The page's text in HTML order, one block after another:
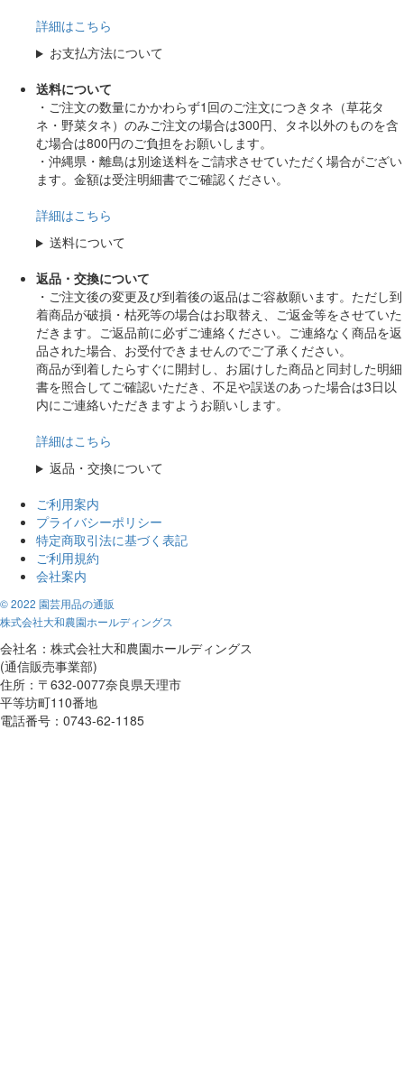
詳細はこちら
お支払方法について
送料について
・ご注文の数量にかかわらず1回のご注文につきタネ（草花タ
ネ・野菜タネ）のみご注文の場合は300円、タネ以外のものを含
む場合は800円のご負担をお願いします。
・沖縄県・離島は別途送料をご請求させていただく場合がござい
ます。金額は受注明細書でご確認ください。
詳細はこちら
送料について
返品・交換について
・ご注文後の変更及び到着後の返品はご容赦願います。ただし到
着商品が破損・枯死等の場合はお取替え、ご返金等をさせていた
だきます。ご返品前に必ずご連絡ください。ご連絡なく商品を返
品された場合、お受付できませんのでご了承ください。
商品が到着したらすぐに開封し、お届けした商品と同封した明細
書を照合してご確認いただき、不足や誤送のあった場合は3日以
内にご連絡いただきますようお願いします。
詳細はこちら
返品・交換について
ご利用案内
プライバシーポリシー
特定商取引法に基づく表記
ご利用規約
会社案内
© 2022 園芸用品の通販
株式会社大和農園ホールディングス
会社名：株式会社大和農園ホールディングス
(通信販売事業部)
住所：〒632-0077奈良県天理市
平等坊町110番地
電話番号：0743-62-1185